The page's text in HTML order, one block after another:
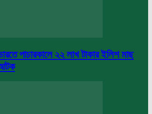
পাচারকালে ২২ লাখ টাকার ইলিশ মাছ